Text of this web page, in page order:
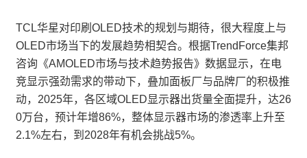
TCL华星对印刷OLED技术的规划与期待，很大程度上与
OLED市场当下的发展趋势相契合。根据TrendForce集邦
咨询《AMOLED市场与技术趋势报告》数据显示，在电
竞显示强劲需求的带动下，叠加面板厂与品牌厂的积极推
动，2025年，各区域OLED显示器出货量全面提升，达26
0万台，预计年增86%，整体显示器市场的渗透率上升至
2.1%左右，到2028年有机会挑战5%。